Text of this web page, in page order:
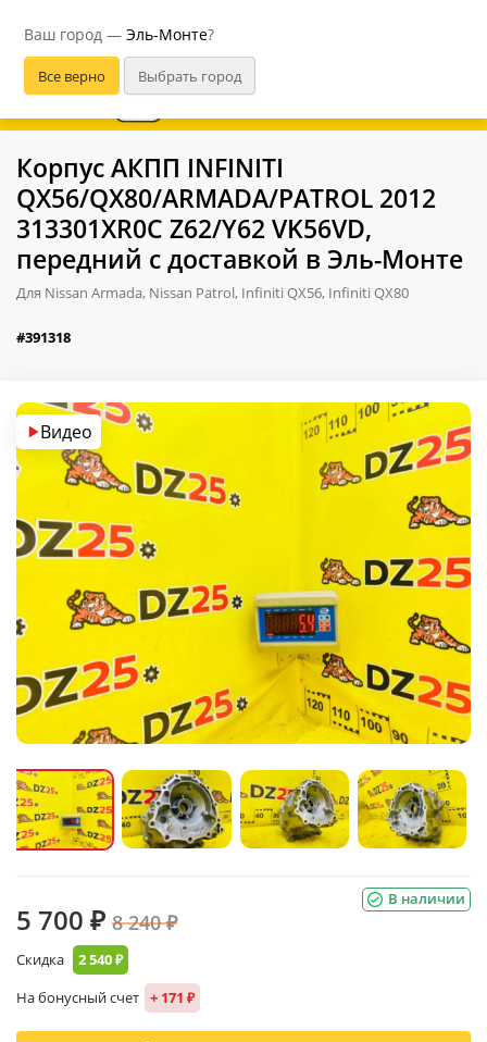
Ваш город — Эль-Монте?
В приложении удобнее
Корпус АКПП INFINITI
QX56/QX80/ARMADA/PATROL 2012
313301XR0C Z62/Y62 VK56VD,
передний с доставкой в Эль-Монте
Для Nissan Armada, Nissan Patrol, Infiniti QX56, Infiniti QX80
#391318
Видео
В наличии
5 700 ₽ 8 240 ₽
Скидка 2 540 ₽
На бонусный счет + 171 ₽